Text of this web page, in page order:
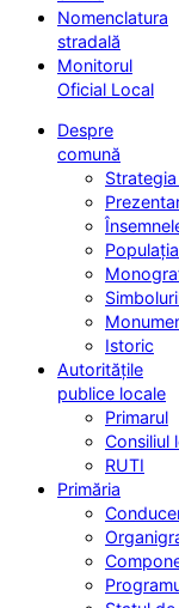
Nomenclatura
stradală
Monitorul
Oficial Local
Despre
comună
Populația
Istoric
Autoritățile
publice locale
Primarul
Consiliul
RUTI
Primăria